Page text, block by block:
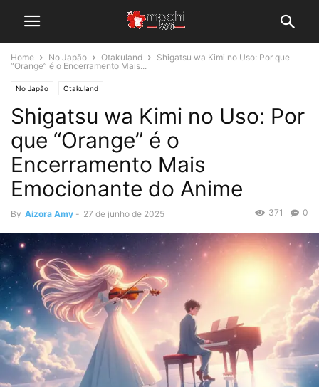
Home No Japão Otakuland
Shigatsu wa Kimi no Uso: Por que
“Orange” é o Encerramento Mais...
No Japão Otakuland
Shigatsu wa Kimi no Uso: Por
que “Orange” é o
Encerramento Mais
Emocionante do Anime
By Aizora Amy - 27 de junho de 2025 0
371